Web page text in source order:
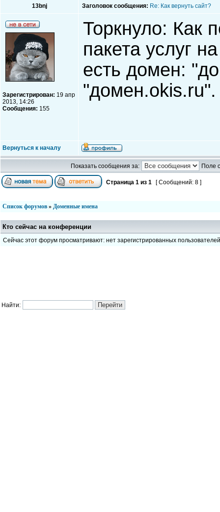
13bnj Заголовок сообщения: Re: Как вернуть сайт?
Зарегистрирован: 19 апр
2013, 14:26
Сообщения: 155
Торкнуло: Как
пакета услуг
есть домен:
"домен.okis.ru".
Вернуться к началу
Показать сообщения за: Поле
Страница 1 из 1 [ Сообщений: 8 ]
Список форумов » Доменные имена
Кто сейчас на конференции
Сейчас этот форум просматривают: нет зарегистрированных пользователей
Найти: